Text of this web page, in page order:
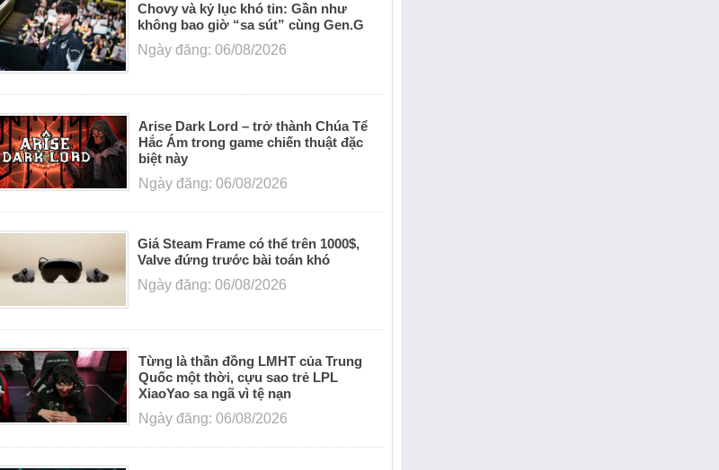
Chovy và kỷ lục khó tin: Gần như
không bao giờ “sa sút” cùng Gen.G
Ngày đăng: 06/08/2026
Arise Dark Lord – trở thành Chúa Tể
Hắc Ám trong game chiến thuật đặc
biệt này
Ngày đăng: 06/08/2026
Giá Steam Frame có thể trên 1000$,
Valve đứng trước bài toán khó
Ngày đăng: 06/08/2026
Từng là thần đồng LMHT của Trung
Quốc một thời, cựu sao trẻ LPL
XiaoYao sa ngã vì tệ nạn
Ngày đăng: 06/08/2026